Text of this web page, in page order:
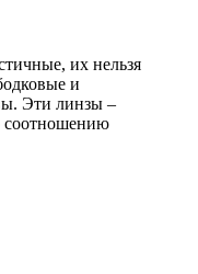
их нельзя
и
Эти линзы –
соотношению